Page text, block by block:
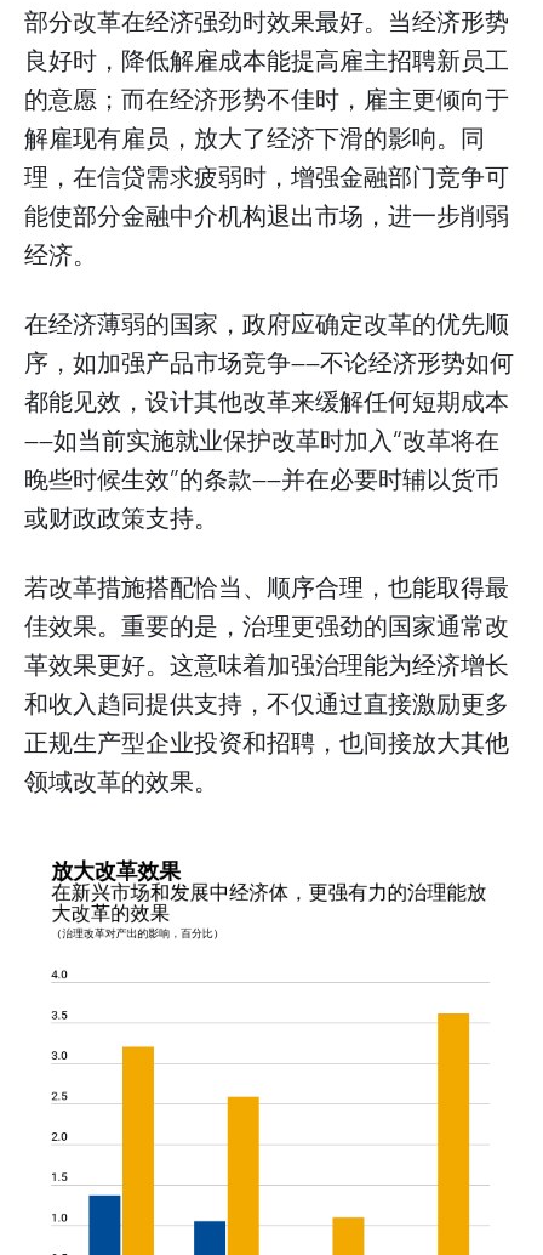
部分改革在经济强劲时效果最好。当经济形势
良好时，降低解雇成本能提高雇主招聘新员工
的意愿；而在经济形势不佳时，雇主更倾向于
解雇现有雇员，放大了经济下滑的影响。同
理，在信贷需求疲弱时，增强金融部门竞争可
能使部分金融中介机构退出市场，进一步削弱
经济。
在经济薄弱的国家，政府应确定改革的优先顺
序，如加强产品市场竞争——不论经济形势如何
都能见效，设计其他改革来缓解任何短期成本
——如当前实施就业保护改革时加入“改革将在
晚些时候生效”的条款——并在必要时辅以货币
或财政政策支持。
若改革措施搭配恰当、顺序合理，也能取得最
佳效果。重要的是，治理更强劲的国家通常改
革效果更好。这意味着加强治理能为经济增长
和收入趋同提供支持，不仅通过直接激励更多
正规生产型企业投资和招聘，也间接放大其他
领域改革的效果。